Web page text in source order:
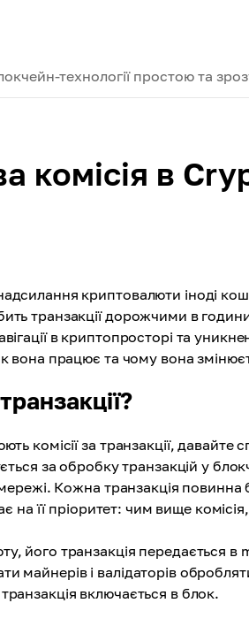
технології простою та
комісія в
криптовалюти іноді
транзакції дорожчими в
в криптопросторі та
вона працює та чому вона
комісії за транзакції,
за обробку транзакцій у
Кожна транзакція повинна
на її пріоритет: чим вище
його транзакція передається в
і валідаторів
включається в блок.